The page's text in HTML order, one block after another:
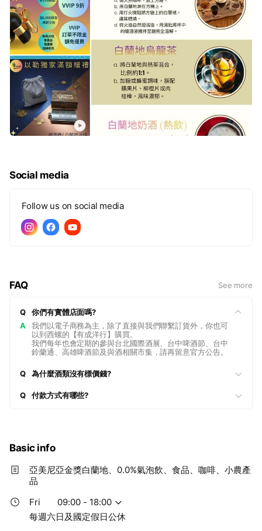
Social media
Follow us on social media
FAQ See more
Q
你們有實體店面嗎?
A
我們以電子商務為主，除了直接與我們聯繫訂貨外，你也可
以到西螺的【有成洋行】購買。
我們每年也會定期的參與台北國際酒展、台中啤酒節、台中
鈴蘭通、高雄啤酒節及與酒相關市集，請再留意官方公告。
Q 為什麼酒類沒有標價錢?
Q 付款方式有哪些?
Basic info
亞美尼亞金獎白蘭地、0.0%氣泡飲、食品、咖啡、小農產
品
Fri
09:00 - 18:00
每週六日及國定假日公休